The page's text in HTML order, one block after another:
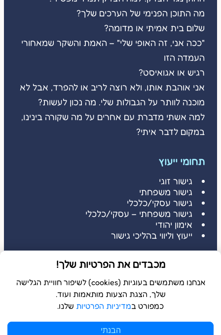
מה התוכן הפנימי של הערכים שלך?
שלום בית אמיתי או מדומה?
"ככה אני, זה האופי שלי" – האמת והשקר שמאחורי
העמדה הזו
רגיש או אגואיסט?
אני אוהבת אותו, ולא רוצה לריב או להפרד, אבל לא
מוכנה לוותר על הגבולות שלי. מה נכון לעשות?
למה אשתי מדברת עם אחרים על מה שקורה בינינו,
במקום לדבר איתי?
תחומי ייעוץ
גישור זוגי
גישור משפחתי
גישור עסקי/כלכלי
גישור משפחתי – עסקי/כלכלי
אימון יהודי
ייעוץ וליווי בהליכי גישור
דברו איתי
דברו איתי: 052-3686485
שלחו הודעה: 052-3686485
מכבדים את הפרטיות שלך!
אנחנו משתמשים בעוגיות (cookies) לשיפור חוויית הגלישה
שלך, הצגת הצעות מותאמות ועוד.
כמפורט במדיניות הפרטיות שלנו.
הבנתי